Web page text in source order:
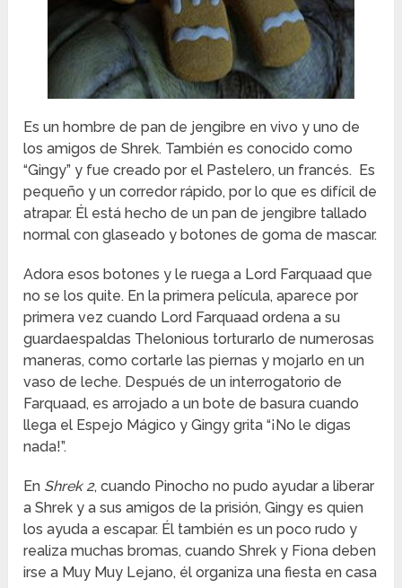
Es un hombre de pan de jengibre en vivo y uno de
los amigos de Shrek. También es conocido como
“Gingy” y fue creado por el Pastelero, un francés. Es
pequeño y un corredor rápido, por lo que es difícil de
atrapar. Él está hecho de un pan de jengibre tallado
normal con glaseado y botones de goma de mascar.
Adora esos botones y le ruega a Lord Farquaad que
no se los quite. En la primera película, aparece por
primera vez cuando Lord Farquaad ordena a su
guardaespaldas Thelonious torturarlo de numerosas
maneras, como cortarle las piernas y mojarlo en un
vaso de leche. Después de un interrogatorio de
Farquaad, es arrojado a un bote de basura cuando
llega el Espejo Mágico y Gingy grita “¡No le digas
nada!”.
En Shrek 2, cuando Pinocho no pudo ayudar a liberar
a Shrek y a sus amigos de la prisión, Gingy es quien
los ayuda a escapar. Él también es un poco rudo y
realiza muchas bromas, cuando Shrek y Fiona deben
irse a Muy Muy Lejano, él organiza una fiesta en casa